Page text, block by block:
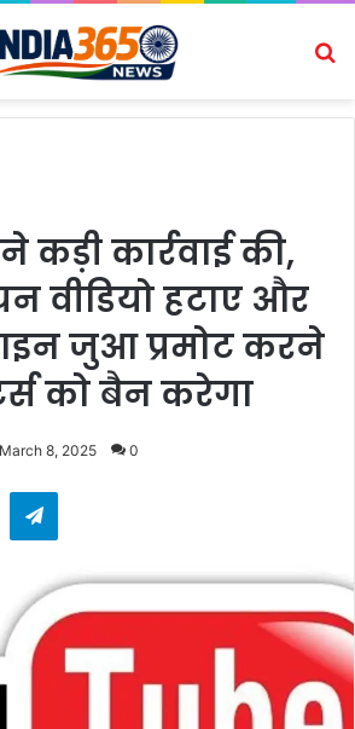
कड़ी कार्रवाई की,
वीडियो हटाए और
जुआ प्रमोट करने
को बैन करेगा
March 8, 2025 0
WhatsAppTelegram